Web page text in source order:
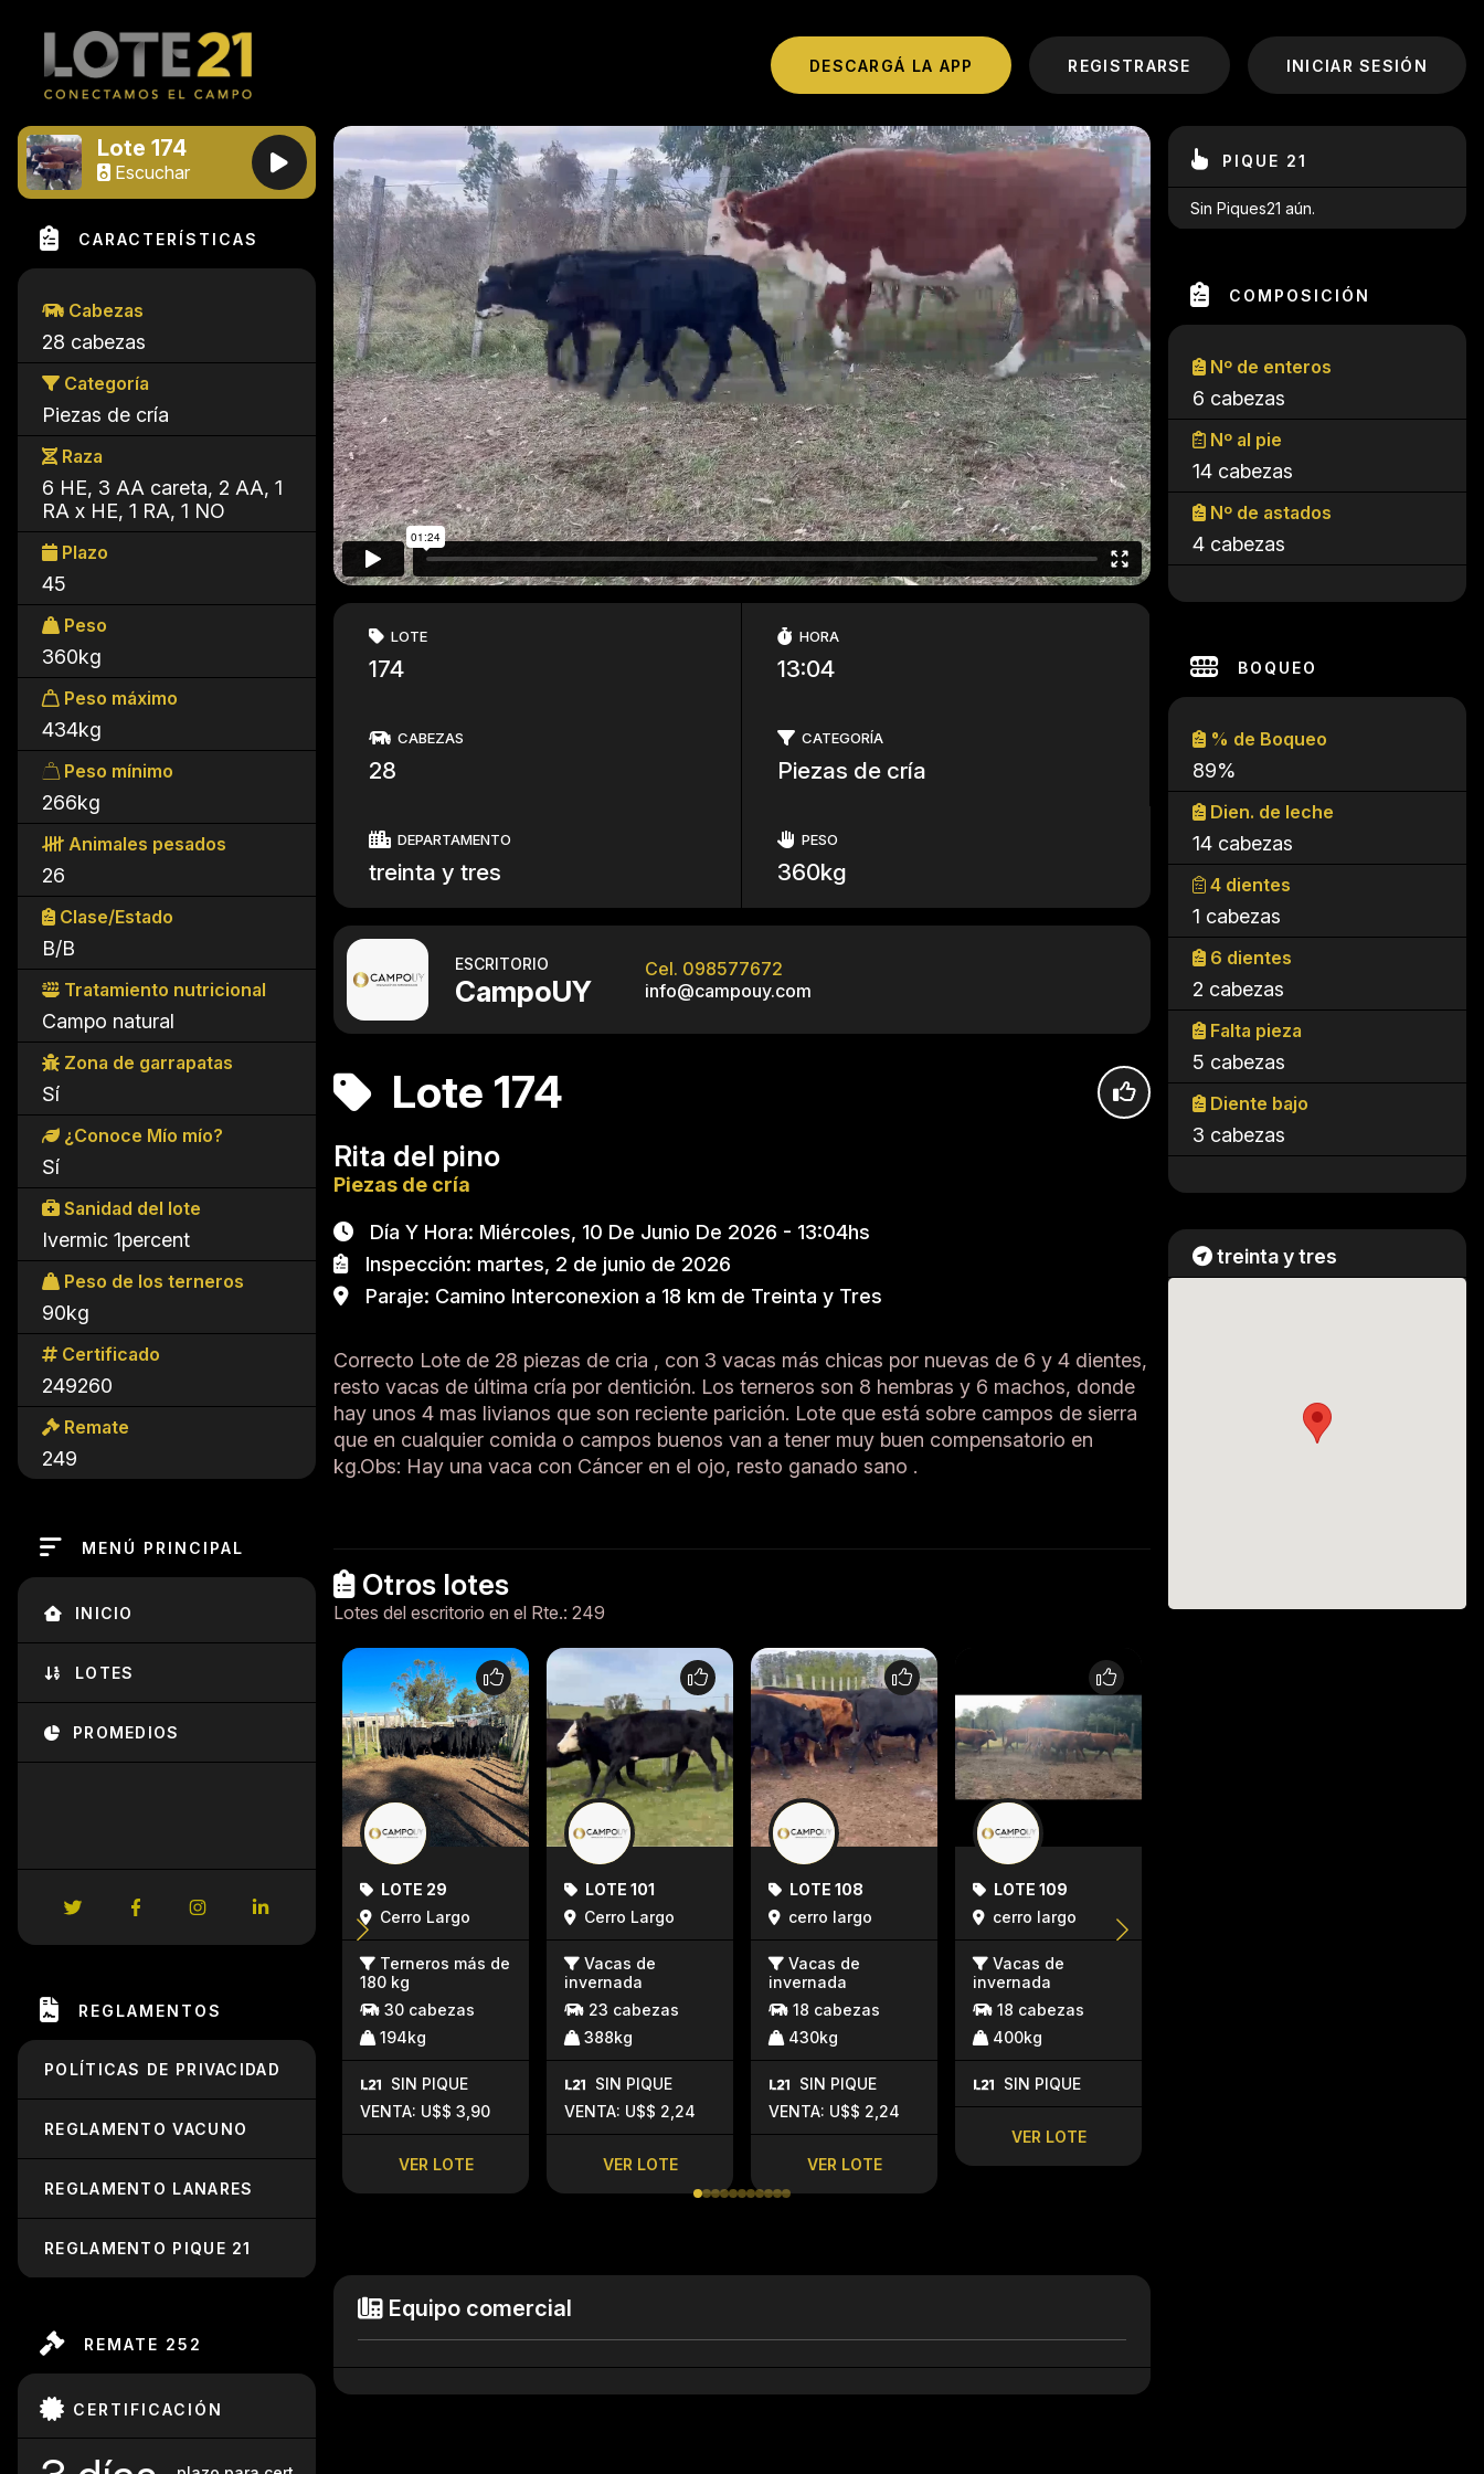
Lote 174
Escuchar
CARACTERÍSTICAS
Cabezas
28 cabezas
Categoría
Piezas de cría
Raza
6 HE, 3 AA careta, 2 AA, 1
RA x HE, 1 RA, 1 NO
Plazo
45
Peso
360kg
Peso máximo
434kg
Peso mínimo
266kg
Animales pesados
26
Clase/Estado
B/B
Tratamiento nutricional
Campo natural
Zona de garrapatas
Sí
¿Conoce Mío mío?
Sí
Sanidad del lote
Ivermic 1percent
Peso de los terneros
90kg
Certificado
249260
Remate
249
MENÚ PRINCIPAL
INICIO
LOTES
PROMEDIOS
REGLAMENTOS
POLÍTICAS DE PRIVACIDAD
REGLAMENTO VACUNO
REGLAMENTO LANARES
REGLAMENTO PIQUE 21
REMATE 252
CERTIFICACIÓN
DESCARGÁ LA APP REGISTRARSE INICIAR SESIÓN
PIQUE 21
Sin Piques21 aún.
COMPOSICIÓN
Nº de enteros
6 cabezas
Nº al pie
14 cabezas
Nº de astados
4 cabezas
BOQUEO
% de Boqueo
89%
Dien. de leche
14 cabezas
4 dientes
1 cabezas
6 dientes
2 cabezas
Falta pieza
5 cabezas
Diente bajo
3 cabezas
treinta y tres
LOTE
174
HORA
13:04
CABEZAS
28
CATEGORÍA
Piezas de cría
DEPARTAMENTO
treinta y tres
PESO
360kg
ESCRITORIO
CampoUY
Cel. 098577672
info@campouy.com
Lote 174
Rita del pino
Piezas de cría
Día Y Hora: Miércoles, 10 De Junio De 2026 - 13:04hs
Inspección: martes, 2 de junio de 2026
Paraje: Camino Interconexion a 18 km de Treinta y Tres
Correcto Lote de 28 piezas de cria , con 3 vacas más chicas por nuevas de 6 y 4 dientes,
resto vacas de última cría por dentición. Los terneros son 8 hembras y 6 machos, donde
hay unos 4 mas livianos que son reciente parición. Lote que está sobre campos de sierra
que en cualquier comida o campos buenos van a tener muy buen compensatorio en
kg.Obs: Hay una vaca con Cáncer en el ojo, resto ganado sano .
Otros lotes
Lotes del escritorio en el Rte.: 249
LOTE 29
Cerro Largo
Terneros más de
180 kg
30 cabezas
194kg
SIN PIQUE
VENTA: U$$ 3,90
VER LOTE
LOTE 101
Cerro Largo
Vacas de
invernada
23 cabezas
388kg
SIN PIQUE
VENTA: U$$ 2,24
VER LOTE
LOTE 108
cerro largo
Vacas de
invernada
18 cabezas
430kg
SIN PIQUE
VENTA: U$$ 2,24
VER LOTE
LOTE 109
cerro largo
Vacas de
invernada
18 cabezas
400kg
SIN PIQUE
VER LOTE
Equipo comercial